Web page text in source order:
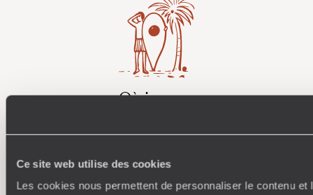
Ce site web utilise des cookies
Les cookies nous permettent de personnaliser le contenu
Où je veux
Amoureux du beau jamais à court d’idées, ils vous
étapes, hébergements, ateliers, rencontres…